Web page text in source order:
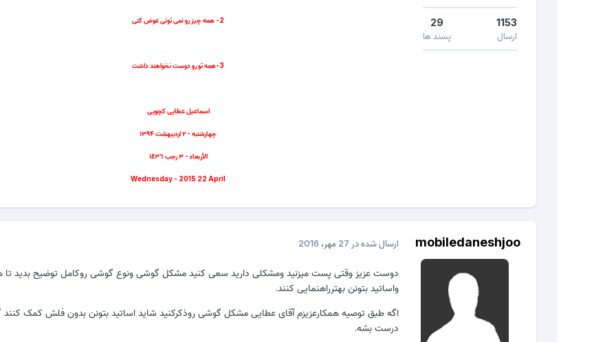
1153
ارسال
29
پسند ها
2- همه چیز رو نمی تونی عوض کنی
3-همه تو رو دوست نخواهند داشت
اسماعیل عطایی کچویی
چهارشنبه - ۲ اردیبهشت ۱۳۹۴
الأربعاء - ٣ رجب ١٤٣٦
Wednesday - 2015 22 April
mobiledaneshjoo ارسال شده در 27 مهر، 2016
دوست عزیز وقتی پست میزنید ومشکلی دارید سعی کنید مشکل گوشی ونوع گوشی روکامل توضیح بدید تا
واساتید بتونن بهترراهنمایی کنند.
اگه طبق توصیه همکارعزیزم آقای عطایی مشکل گوشی روذکرکنید شاید اساتید بتونن بدون فلش کمک
درست بشه.